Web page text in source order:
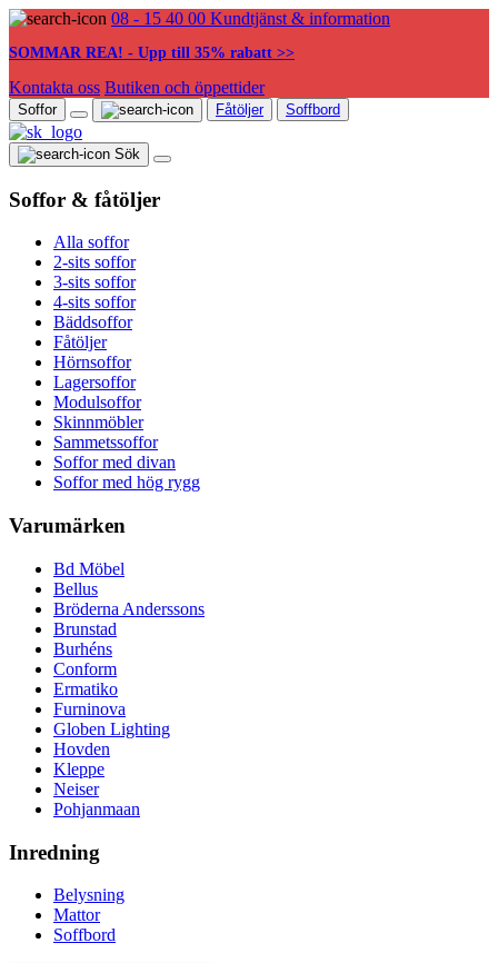
08 - 15 40 00 Kundtjänst & information
SOMMAR REA! - Upp till 35% rabatt >>
Kontakta oss Butiken och öppettider
Soffor Fåtöljer Soffbord
Sök
Soffor & fåtöljer
Alla soffor
2-sits soffor
3-sits soffor
4-sits soffor
Bäddsoffor
Fåtöljer
Hörnsoffor
Lagersoffor
Modulsoffor
Skinnmöbler
Sammetssoffor
Soffor med divan
Soffor med hög rygg
Varumärken
Bd Möbel
Bellus
Bröderna Anderssons
Brunstad
Burhéns
Conform
Ermatiko
Furninova
Globen Lighting
Hovden
Kleppe
Neiser
Pohjanmaan
Inredning
Belysning
Mattor
Soffbord